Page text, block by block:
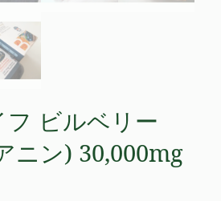
ビルベリー
ニン) 30,000mg